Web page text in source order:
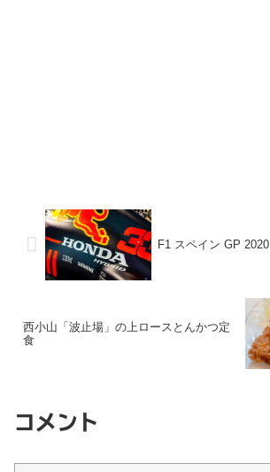
F1 スペイン GP 2020
西小山「波止場」の上ロースとんかつ定
食
コメント